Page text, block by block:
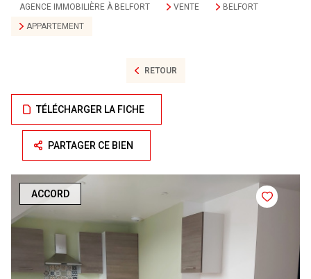
AGENCE IMMOBILIÈRE À BELFORT VENTE
BELFORT
APPARTEMENT
RETOUR
TÉLÉCHARGER LA FICHE
PARTAGER CE BIEN
ACCORD